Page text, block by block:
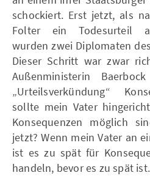
schockiert. Erst jetzt, als
Folter ein Todesurteil
wurden zwei Diplomaten
Dieser Schritt war zwar
Außenministerin
„Urteilsverkündung“
sollte mein Vater
Konsequenzen möglich
jetzt? Wenn mein Vater an
ist es zu spät für
handeln, bevor es zu spät ist.